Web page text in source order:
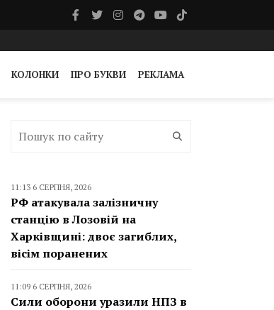
КОЛОНКИ ПРО БУКВИ РЕКЛАМА
11:13 6 СЕРПНЯ, 2026
РФ атакувала залізничну
станцію в Лозовій на
Харківщині: двоє загиблих,
вісім поранених
11:09 6 СЕРПНЯ, 2026
Сили оборони уразили НПЗ в